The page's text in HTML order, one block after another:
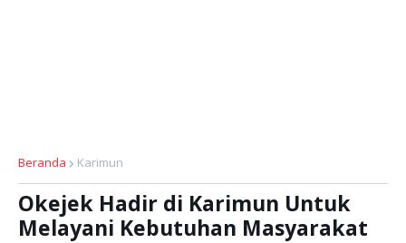
Beranda Karimun
Okejek Hadir di Karimun Untuk
Melayani Kebutuhan Masyarakat